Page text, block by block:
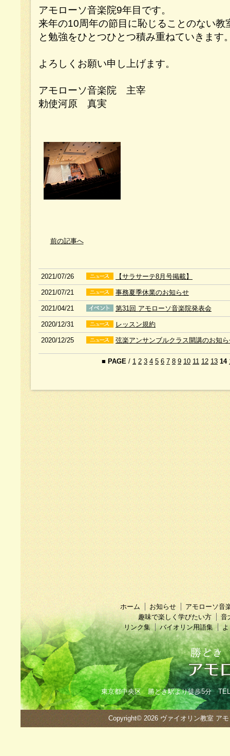
アモローソ音楽院9年目です。
来年の10周年の節目に恥じることのない教
と勉強をひとつひとつ積み重ねていきます
よろしくお願い申し上げます。
アモローソ音楽院 主宰
勅使河原 真実
前の記事へ
2021/07/26 【サラサーテ8月号掲載】
2021/07/21 事務夏季休業のお知らせ
2021/04/21 第31回 アモローソ音楽院発表会
2020/12/31 レッスン規約
2020/12/25 弦楽アンサンブルクラス開講のお知
■ PAGE / 1 2 3 4 5 6 7 8 9 10 11 12 13 14
ホーム お知らせ
アモローソ音
趣味で楽しく学びたい方
音
リンク集
バイオリン用語集
東京都中央区 勝どき駅より徒歩5分
Copyright© 2026 ヴァイオリン教室 ア